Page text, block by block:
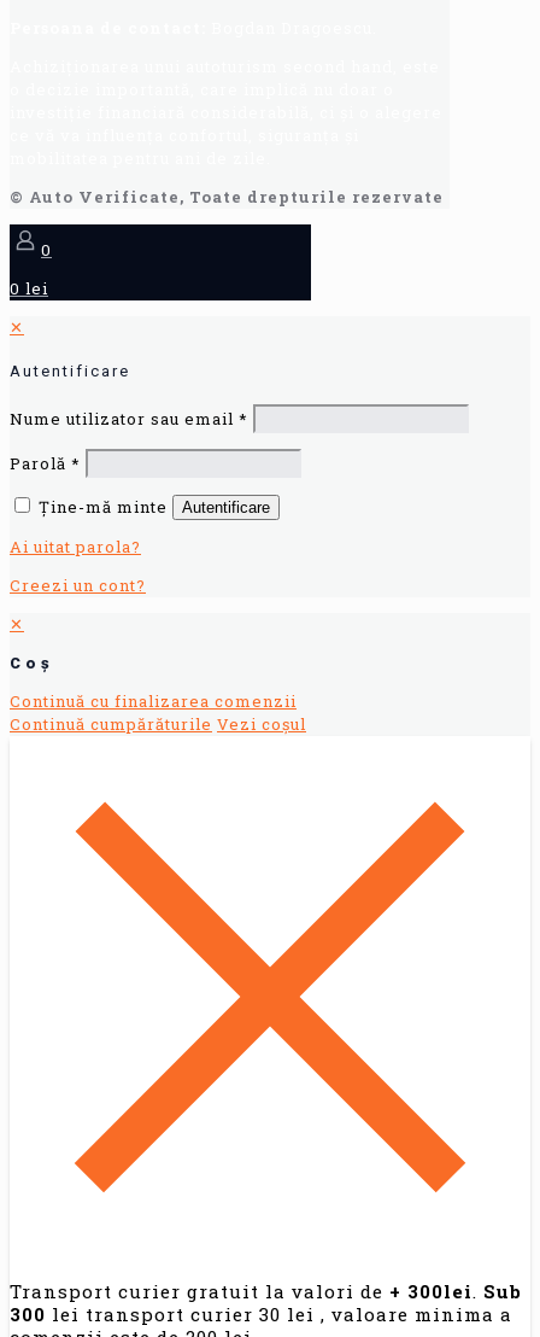
© Auto Verificate, Toate drepturile rezervate
0
0 lei
✕
Autentificare
Nume utilizator sau email *
Parolă *
Ține-mă minte
Autentificare
Ai uitat parola?
Creezi un cont?
✕
Coș
Continuă cu finalizarea comenzii
Continuă cumpărăturile Vezi coșul
Transport curier gratuit la valori de + 300lei. Sub
300 lei transport curier 30 lei , valoare minima a